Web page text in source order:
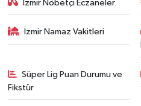
İzmir Nöbetçi Eczaneler
İzmir Namaz Vakitleri
Süper Lig Puan Durumu ve
Fikstür